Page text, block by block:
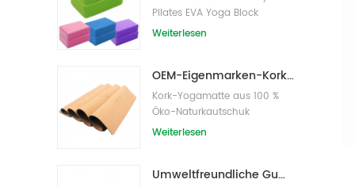
Pilates EVA Yoga Block
s/Bricks
Weiterlesen
OEM-Eigenmarken-Kork-Yogamatte mit individuellem Design
Kork-Yogamatte aus 100 %
Öko-Naturkautschuk
Weiterlesen
Umweltfreundliche Gummi-/Fitness-/kundenspezifische Kork-Yogamatte/Kork-Übungsmatten